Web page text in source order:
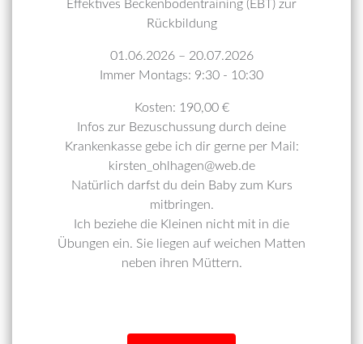
Effektives Beckenbodentraining (EBT) zur
Rückbildung
01.06.2026 – 20.07.2026
Immer Montags: 9:30 - 10:30
Kosten: 190,00 €
Infos zur Bezuschussung durch deine
Krankenkasse gebe ich dir gerne per Mail:
kirsten_ohlhagen@web.de
Natürlich darfst du dein Baby zum Kurs
mitbringen.
Ich beziehe die Kleinen nicht mit in die
Übungen ein. Sie liegen auf weichen Matten
neben ihren Müttern.